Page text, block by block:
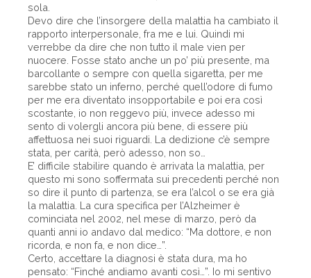
sola.
Devo dire che l’insorgere della malattia ha cambiato il
rapporto interpersonale, fra me e lui. Quindi mi
verrebbe da dire che non tutto il male vien per
nuocere. Fosse stato anche un po’ più presente, ma
barcollante o sempre con quella sigaretta, per me
sarebbe stato un inferno, perché quell’odore di fumo
per me era diventato insopportabile e poi era così
scostante, io non reggevo più, invece adesso mi
sento di volergli ancora più bene, di essere più
affettuosa nei suoi riguardi. La dedizione c’è sempre
stata, per carità, però adesso, non so…
E’ difficile stabilire quando è arrivata la malattia, per
questo mi sono soffermata sui precedenti perché non
so dire il punto di partenza, se era l’alcol o se era già
la malattia. La cura specifica per l’Alzheimer è
cominciata nel 2002, nel mese di marzo, però da
quanti anni io andavo dal medico: “Ma dottore, e non
ricorda, e non fa, e non dice…”.
Certo, accettare la diagnosi è stata dura, ma ho
pensato: “Finché andiamo avanti così…”. Io mi sentivo